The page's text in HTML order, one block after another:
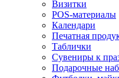
Визитки
POS-материалы
Календари
Печатная
Таблички
Сувениры к
Подарочные